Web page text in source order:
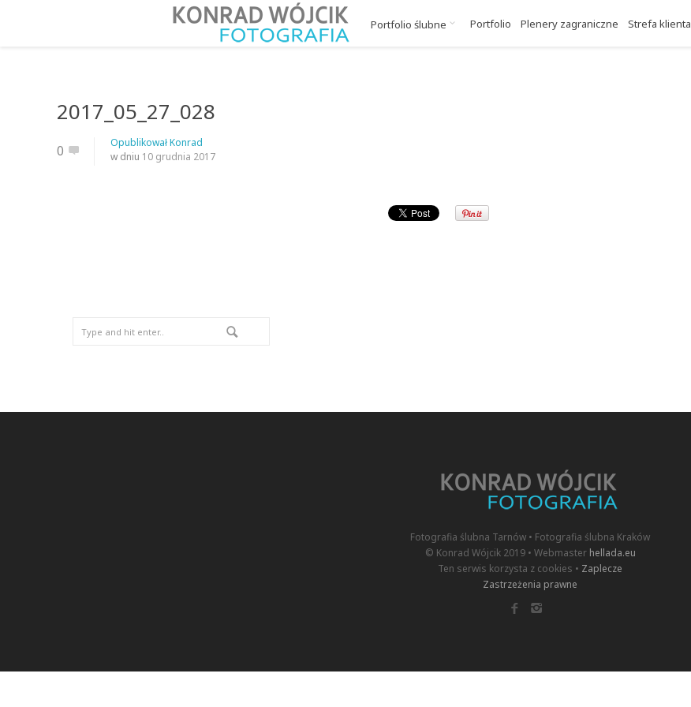
Portfolio ślubne Portfolio Plenery zagraniczne Strefa klienta
2017_05_27_028
0 OpublikowałKonrad
w dniu 10 grudnia 2017
Fotografia ślubna Tarnów • Fotografia ślubna Kraków
© Konrad Wójcik 2019 • Webmaster hellada.eu
Ten serwis korzysta z cookies • Zaplecze
Zastrzeżenia prawne